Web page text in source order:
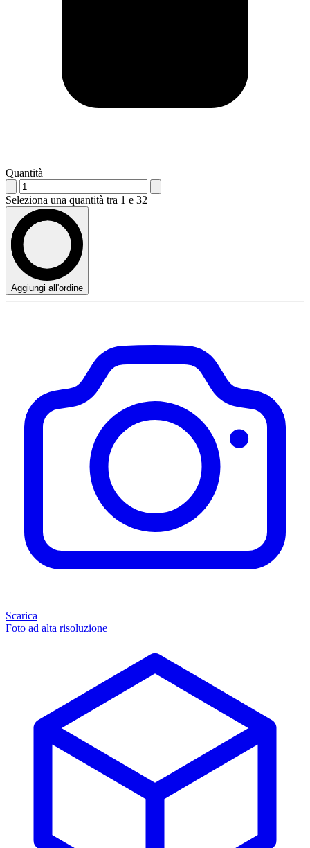
Quantità
Seleziona una quantità tra 1 e 32
Aggiungi all'ordine
Scarica
Foto ad alta risoluzione